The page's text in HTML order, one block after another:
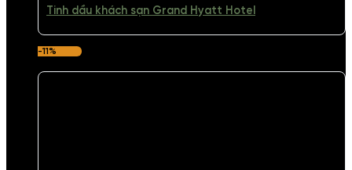
Tinh dầu khách sạn Grand Hyatt Hotel
-11%